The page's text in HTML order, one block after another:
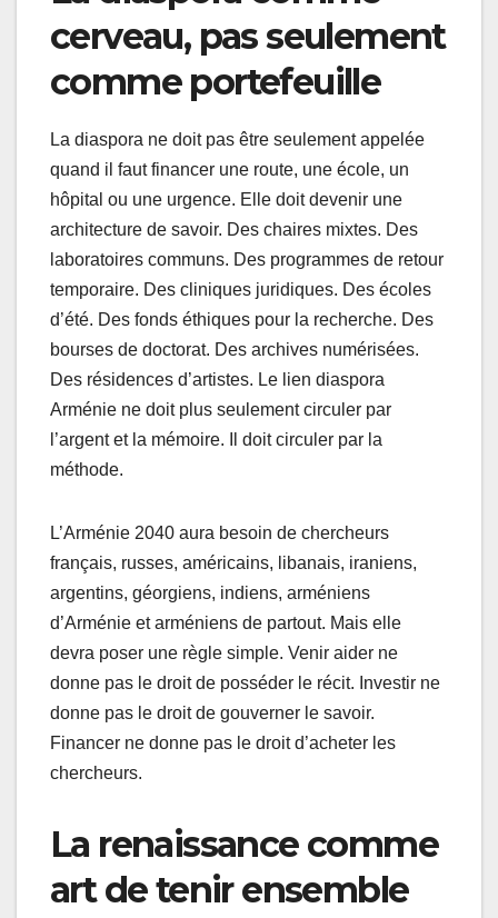
cerveau, pas seulement
comme portefeuille
La diaspora ne doit pas être seulement appelée
quand il faut financer une route, une école, un
hôpital ou une urgence. Elle doit devenir une
architecture de savoir. Des chaires mixtes. Des
laboratoires communs. Des programmes de retour
temporaire. Des cliniques juridiques. Des écoles
d’été. Des fonds éthiques pour la recherche. Des
bourses de doctorat. Des archives numérisées.
Des résidences d’artistes. Le lien diaspora
Arménie ne doit plus seulement circuler par
l’argent et la mémoire. Il doit circuler par la
méthode.
L’Arménie 2040 aura besoin de chercheurs
français, russes, américains, libanais, iraniens,
argentins, géorgiens, indiens, arméniens
d’Arménie et arméniens de partout. Mais elle
devra poser une règle simple. Venir aider ne
donne pas le droit de posséder le récit. Investir ne
donne pas le droit de gouverner le savoir.
Financer ne donne pas le droit d’acheter les
chercheurs.
La renaissance comme
art de tenir ensemble